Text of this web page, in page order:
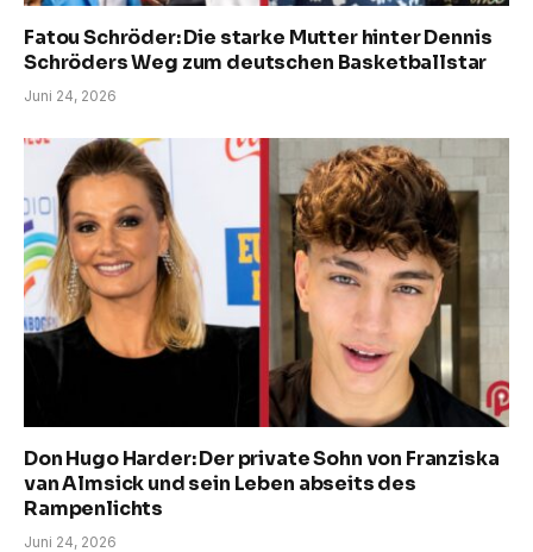
Fatou Schröder: Die starke Mutter hinter Dennis
Schröders Weg zum deutschen Basketballstar
Juni 24, 2026
Don Hugo Harder: Der private Sohn von Franziska
van Almsick und sein Leben abseits des
Rampenlichts
Juni 24, 2026